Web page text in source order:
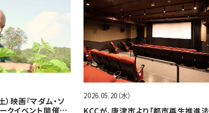
）映画『マダム・ソ
ークイベント開催決
2026.05.20（水）
KCCが、唐津市より「都市再生推進法